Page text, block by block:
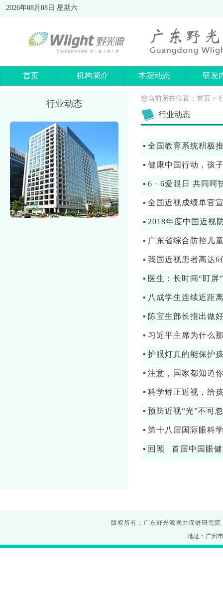
2026年08月08日 星期六
首页 机构简介 本院动态 研发
行业动态
您当前所在位置： 首页 >
行业动态
全国教育系统积极
健康中国行动，孩
6 · 6爱眼日 共同呵
全国近视成绩单官
2018年度中国近视
广东省综合防控儿
我国近视患者高达
医生：长时间“盯屏
八成学生连续近距
陈宝生部长指出做
习近平主席为什么
护眼灯真的能保护
注意，国家都知道
科学矫正近视，给
预防近视“光”不可
第十八届国际眼科
回顾 | 首届中国眼
版权所有：广东野光源视力保健研究院
地址：广州